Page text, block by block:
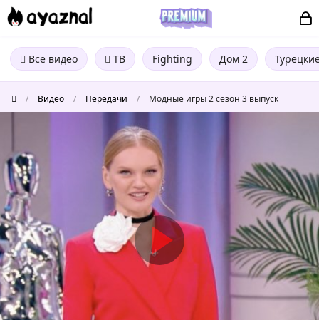
Все видео ТВ Fighting Дом 2
/ Видео / Передачи / Модные игры 2 сезон 3 выпуск
игры
2
сезон
3
выпуск